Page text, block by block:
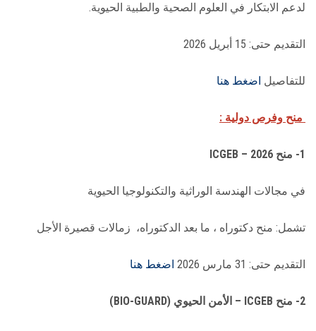
لدعم الابتكار في العلوم الصحية والطبية الحيوية.
التقديم حتى: 15 أبريل 2026
للتفاصيل اضغط هنا
منح وفرص دولية :
1- منح ICGEB – 2026
في مجالات الهندسة الوراثية والتكنولوجيا الحيوية
تشمل: منح دكتوراه ، ما بعد الدكتوراه، زمالات قصيرة الأجل
التقديم حتى: 31 مارس 2026 اضغط هنا
2- منح ICGEB – الأمن الحيوي (BIO-GUARD)